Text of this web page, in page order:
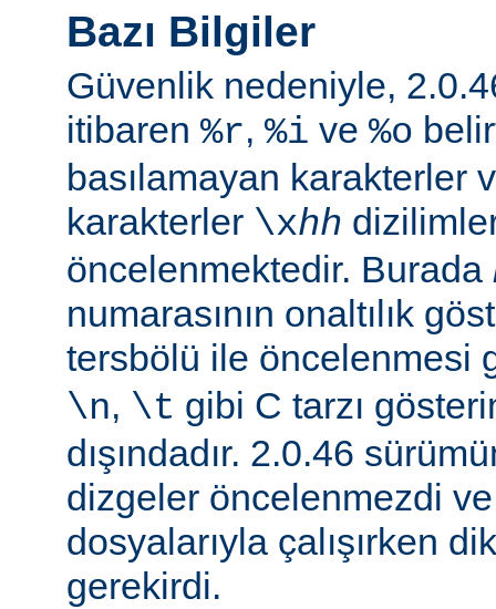
Bazı Bilgiler
Güvenlik nedeniyle,
itibaren %r, %i ve %o
basılamayan karakterler
karakterler \xhh
öncelenmektedir. Burada
numarasının onaltılık
tersbölü ile öncelenmesi
\n, \t gibi C tarzı
dışındadır. 2.0.46
dizgeler öncelenmezdi
dosyalarıyla çalışırken
gerekirdi.